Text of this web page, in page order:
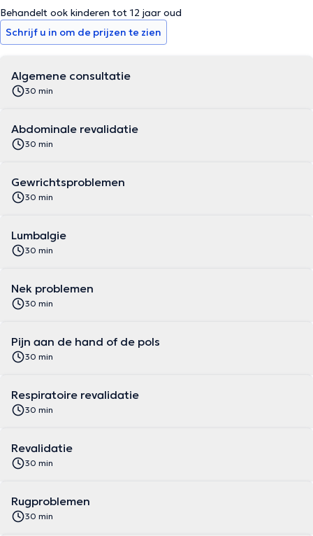
Behandelt ook kinderen tot 12 jaar oud
Schrijf u in om de prijzen te zien
Algemene consultatie
30 min
Abdominale revalidatie
30 min
Gewrichtsproblemen
30 min
Lumbalgie
30 min
Nek problemen
30 min
Pijn aan de hand of de pols
30 min
Respiratoire revalidatie
30 min
Revalidatie
30 min
Rugproblemen
30 min